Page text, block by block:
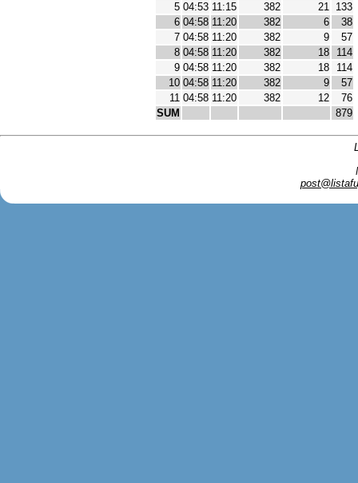
5 04:53 11:15 382 21 133
6 04:58 11:20 382 6
38
7 04:58 11:20 382 9
57
8 04:58 11:20 382 18
114
9 04:58 11:20 382 18
114
10 04:58 11:20 382 9
57
11 04:58 11:20 382 12
76
SUM
879